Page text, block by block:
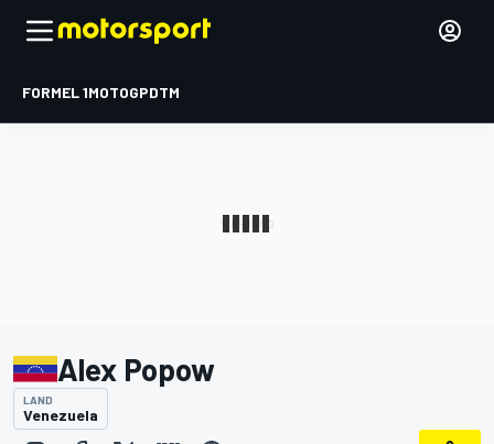
FORMEL 1MOTOGPDTM
Alex Popow
LAND
Venezuela